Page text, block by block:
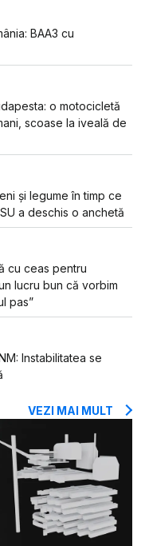
BAA3 cu
o motocicletă
scoase la iveală de
și legume în timp ce
a deschis o anchetă
cu ceas pentru
lucru bun că vorbim
pas”
Instabilitatea se
VEZI MAI MULT